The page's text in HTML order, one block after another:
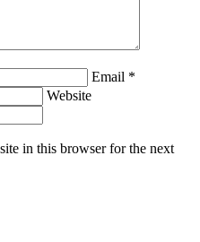
Email *
Website
in this browser for the next